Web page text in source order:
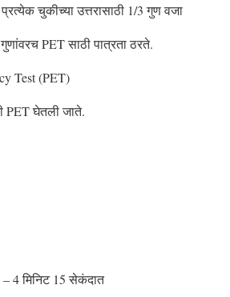
चुकीच्या उत्तरासाठी 1/3 गुण वजा
PET साठी पात्रता ठरते.
Test (PET)
PET घेतली जाते.
– 4 मिनिट 15 सेकंदात